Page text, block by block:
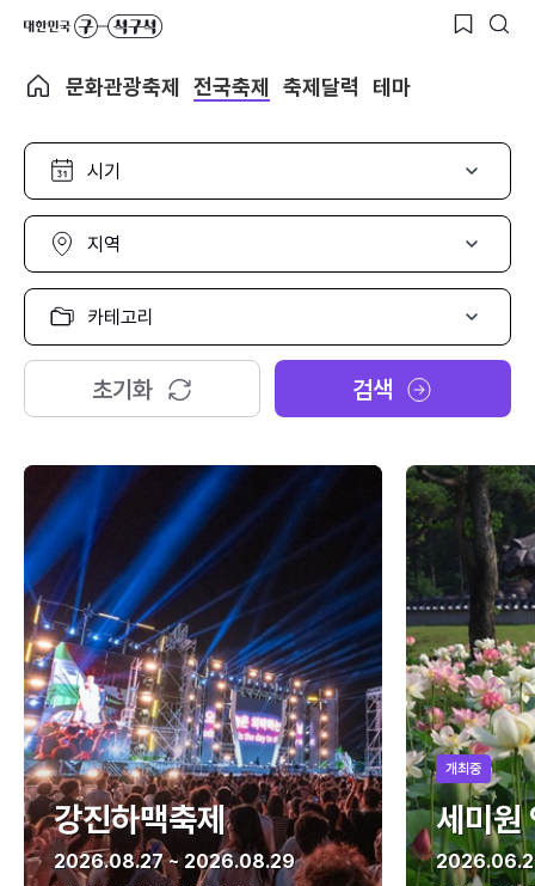
문화관광축제 전국축제 축제달력 테마
시
선
택
지
선
택
카
고
리
택
초기화 검색
강진하맥축제
2026.08.27 ~ 2026.08.29
개최중
세미원